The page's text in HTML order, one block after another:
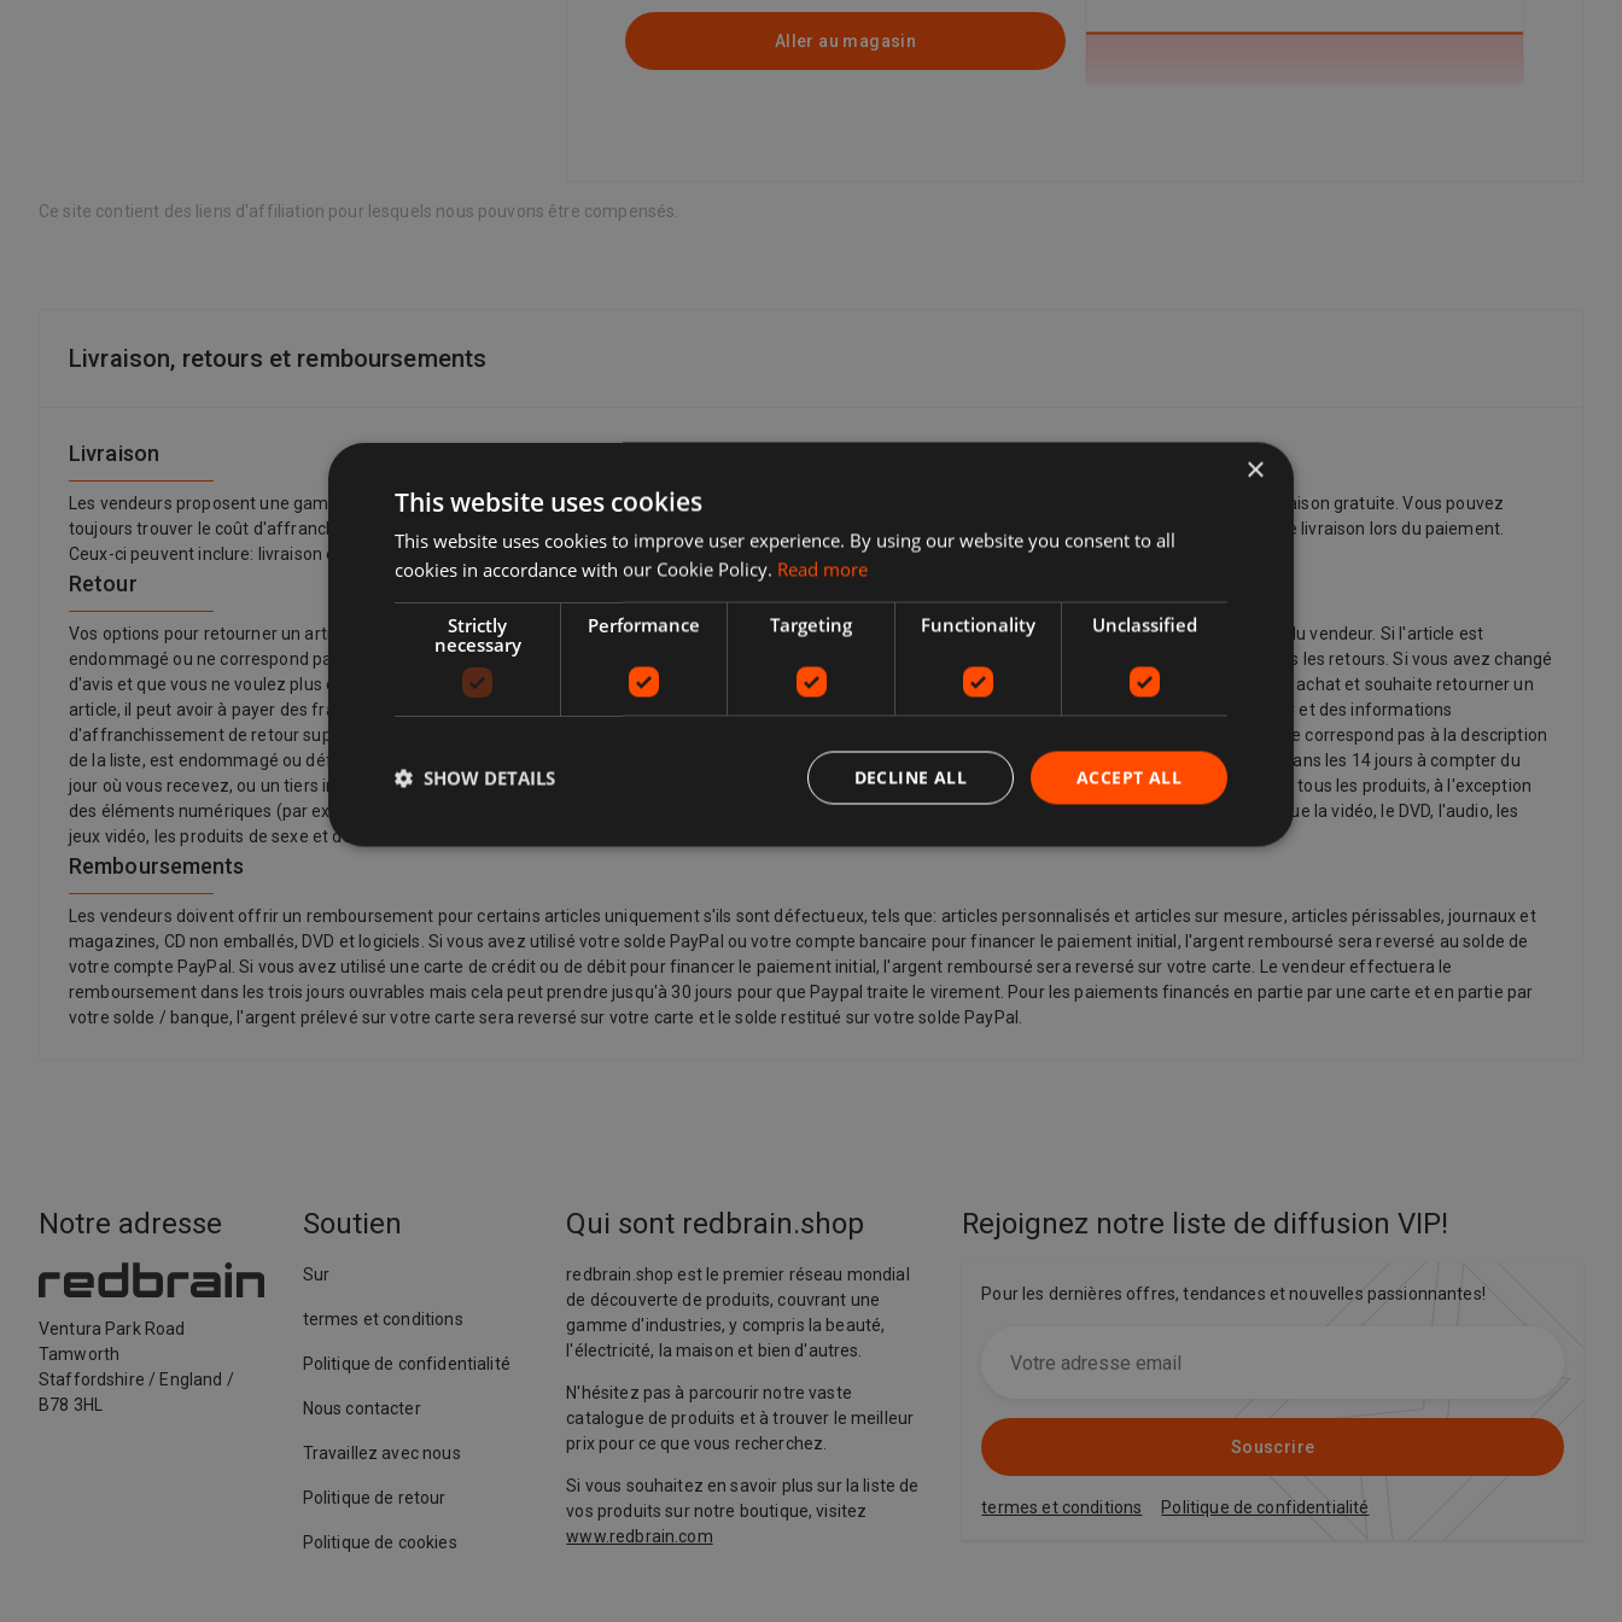
Aller au magasin
Ce site contient des liens d'affiliation pour lesquels nous pouvons être compensés.
Livraison, retours et remboursements
Livraison
Les vendeurs proposent une gamme d'options de livraison, vous pouvez donc choisir celle qui vous convient le mieux. De nombreux vendeurs proposent la livraison gratuite. Vous pouvez
toujours trouver le coût d'affranchissement et la date de livraison estimée dans une liste de vendeur. Vous pourrez alors voir une liste complète des options de livraison lors du paiement.
Ceux-ci peuvent inclure: livraison express, livraison standard, livraison économique, Click & Collect, collecte locale gratuite auprès du vendeur.
Retour
Vos options pour retourner un article varient en fonction de ce que vous souhaitez retourner, pourquoi vous souhaitez le retourner et de la politique de retour du vendeur. Si l'article est
endommagé ou ne correspond pas à la description de l'annonce, vous pouvez le retourner même si la politique de retour du vendeur indique qu'il n'accepte pas les retours. Si vous avez changé
d'avis et que vous ne voulez plus d'un article, vous pouvez toujours demander un retour, mais le vendeur n'a pas à l'accepter. Si l'acheteur change d'avis sur un achat et souhaite retourner un
article, il peut avoir à payer des frais de retour, selon la politique de retour du vendeur. Les vendeurs peuvent fournir une adresse d'affranchissement de retour et des informations
d'affranchissement de retour supplémentaires à l'acheteur. Les vendeurs paient les frais de retour en cas de problème avec l'article. Par exemple, si l'article ne correspond pas à la description
de la liste, est endommagé ou défectueux ou est contrefait. Selon la loi, les clients de l'Union européenne ont également le droit d'annuler l'achat d'un article dans les 14 jours à compter du
jour où vous recevez, ou un tiers indiqué par vous (autre que le transporteur) reçoit, le dernier bien commandé par vous (si livré séparément). Cela s'applique à tous les produits, à l'exception
des éléments numériques (par exemple, la musique numérique) qui vous sont fournis immédiatement avec votre reconnaissance, et d'autres éléments tels que la vidéo, le DVD, l'audio, les
jeux vidéo, les produits de sexe et de sensualité et les produits logiciels où l'élément a été descellé.
Remboursements
Les vendeurs doivent offrir un remboursement pour certains articles uniquement s'ils sont défectueux, tels que: articles personnalisés et articles sur mesure, articles périssables, journaux et
magazines, CD non emballés, DVD et logiciels. Si vous avez utilisé votre solde PayPal ou votre compte bancaire pour financer le paiement initial, l'argent remboursé sera reversé au solde de
votre compte PayPal. Si vous avez utilisé une carte de crédit ou de débit pour financer le paiement initial, l'argent remboursé sera reversé sur votre carte. Le vendeur effectuera le
remboursement dans les trois jours ouvrables mais cela peut prendre jusqu'à 30 jours pour que Paypal traite le virement. Pour les paiements financés en partie par une carte et en partie par
votre solde / banque, l'argent prélevé sur votre carte sera reversé sur votre carte et le solde restitué sur votre solde PayPal.
Notre adresse
Ventura Park Road
Tamworth
Staffordshire / England /
B78 3HL
Soutien
Sur
termes et conditions
Politique de confidentialité
Nous contacter
Travaillez avec nous
Politique de retour
Politique de cookies
Qui sont redbrain.shop
redbrain.shop est le premier réseau mondial
de découverte de produits, couvrant une
gamme d'industries, y compris la beauté,
l'électricité, la maison et bien d'autres.
N'hésitez pas à parcourir notre vaste
catalogue de produits et à trouver le meilleur
prix pour ce que vous recherchez.
Si vous souhaitez en savoir plus sur la liste de
vos produits sur notre boutique, visitez
www.redbrain.com
Rejoignez notre liste de diffusion VIP!
Pour les dernières offres, tendances et nouvelles passionnantes!
Souscrire
termes et conditions Politique de confidentialité
×
This website uses cookies
This website uses cookies to improve user experience. By using our website you consent to all
cookies in accordance with our Cookie Policy. Read more
Strictly
necessary
Performance Targeting Functionality Unclassified
ACCEPT ALL
DECLINE ALL
SHOW DETAILS